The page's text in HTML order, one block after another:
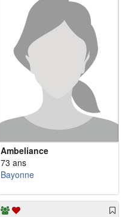
Ambeliance
73 ans
Bayonne